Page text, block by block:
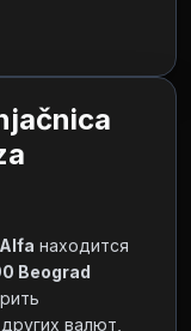
находится
Beograd
валют,